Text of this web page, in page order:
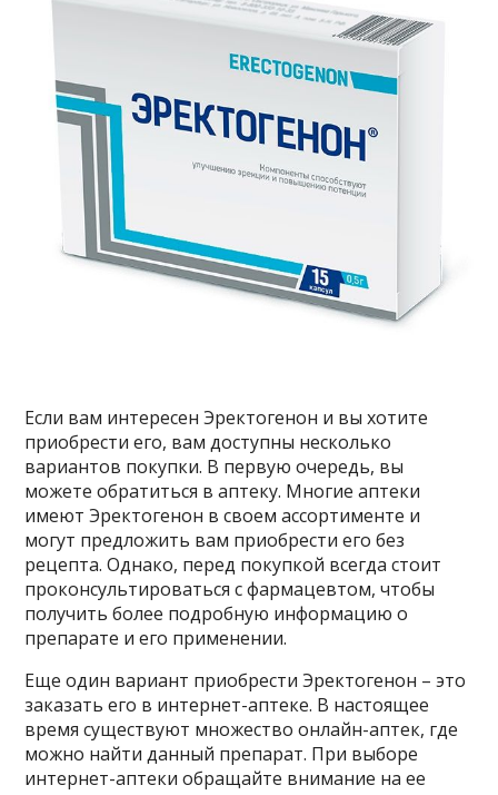
Если вам интересен Эректогенон и вы хотите
приобрести его, вам доступны несколько
вариантов покупки. В первую очередь, вы
можете обратиться в аптеку. Многие аптеки
имеют Эректогенон в своем ассортименте и
могут предложить вам приобрести его без
рецепта. Однако, перед покупкой всегда стоит
проконсультироваться с фармацевтом, чтобы
получить более подробную информацию о
препарате и его применении.
Еще один вариант приобрести Эректогенон – это
заказать его в интернет-аптеке. В настоящее
время существуют множество онлайн-аптек, где
можно найти данный препарат. При выборе
интернет-аптеки обращайте внимание на ее